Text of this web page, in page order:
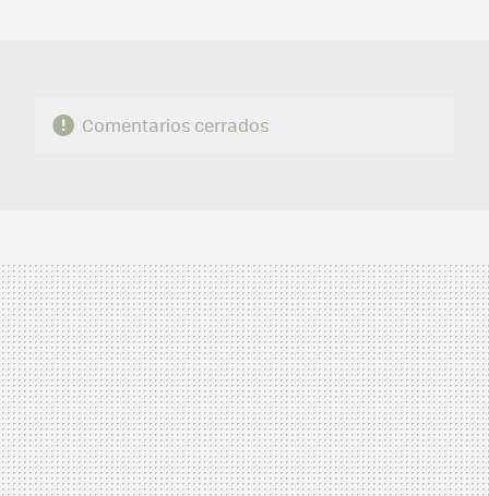
Comentarios cerrados